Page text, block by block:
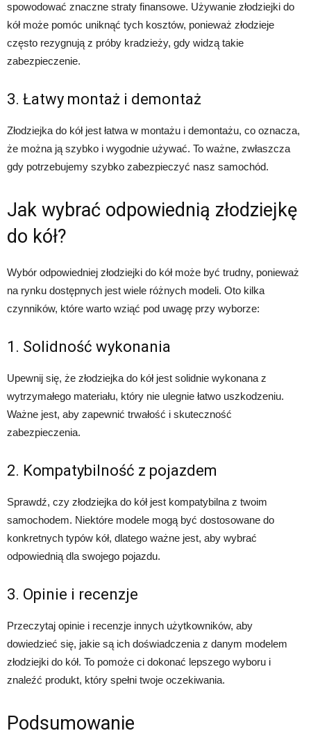
spowodować znaczne straty finansowe. Używanie złodziejki do
kół może pomóc uniknąć tych kosztów, ponieważ złodzieje
często rezygnują z próby kradzieży, gdy widzą takie
zabezpieczenie.
3. Łatwy montaż i demontaż
Złodziejka do kół jest łatwa w montażu i demontażu, co oznacza,
że można ją szybko i wygodnie używać. To ważne, zwłaszcza
gdy potrzebujemy szybko zabezpieczyć nasz samochód.
Jak wybrać odpowiednią złodziejkę
do kół?
Wybór odpowiedniej złodziejki do kół może być trudny, ponieważ
na rynku dostępnych jest wiele różnych modeli. Oto kilka
czynników, które warto wziąć pod uwagę przy wyborze:
1. Solidność wykonania
Upewnij się, że złodziejka do kół jest solidnie wykonana z
wytrzymałego materiału, który nie ulegnie łatwo uszkodzeniu.
Ważne jest, aby zapewnić trwałość i skuteczność
zabezpieczenia.
2. Kompatybilność z pojazdem
Sprawdź, czy złodziejka do kół jest kompatybilna z twoim
samochodem. Niektóre modele mogą być dostosowane do
konkretnych typów kół, dlatego ważne jest, aby wybrać
odpowiednią dla swojego pojazdu.
3. Opinie i recenzje
Przeczytaj opinie i recenzje innych użytkowników, aby
dowiedzieć się, jakie są ich doświadczenia z danym modelem
złodziejki do kół. To pomoże ci dokonać lepszego wyboru i
znaleźć produkt, który spełni twoje oczekiwania.
Podsumowanie